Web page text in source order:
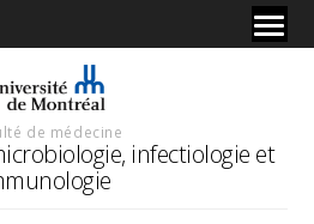
de médecine
infectiologie et